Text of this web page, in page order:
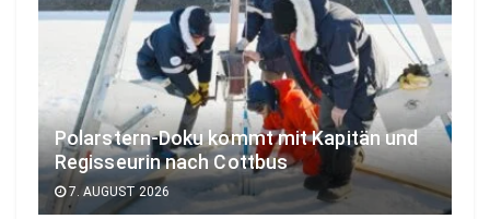
Polarstern-Doku kommt mit Kapitän und
Regisseurin nach Cottbus
7. AUGUST 2026